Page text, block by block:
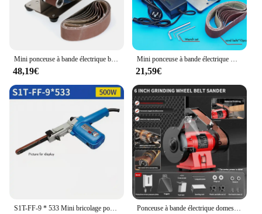
Mini ponceuse à bande électrique bricolage, affû70.de lame d'angle, polisseuse, rectifieuse, coupe-bordure de bureau, outil électrique
48,19€
Mini ponceuse à bande électrique multifonctionnelle, polisseuse, rectifieuse, affû70.de bords de coupe, bricolage, ceinture de 10 pièces
21,59€
S1T-FF-9 * 533 Mini bricolage ponceuse à bande ponceuse papier de verre meuleuse d'angle ponceuse Portable ceinture polissage outils électriques 220V 300-1680 m/min Ponceuse à bande électrique domestique, meule, machine à bande, meulage injuste, polissage, affû70., élimination de la rouille, 6 pouces